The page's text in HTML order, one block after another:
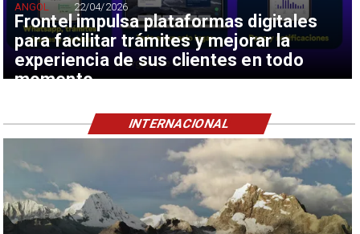
Frontel impulsa plataformas digitales
para facilitar trámites y mejorar la
experiencia de sus clientes en todo
momento
ANGOL 22/04/2026
INTERNACIONAL